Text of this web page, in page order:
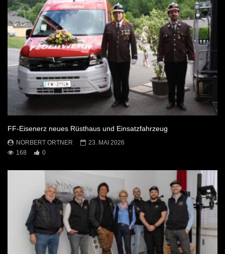
FF-Eisenerz neues Rüsthaus und Einsatzfahrzeug
NORBERT ORTNER
23. MAI 2026
168
0